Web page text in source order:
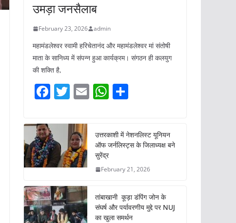
उमड़ा जनसैलाब
February 23, 2026 admin
महामंडलेश्वर स्वामी हरिचेतानंद और महामंडलेश्वर मां संतोषी
माता के सानिध्य में संपन्न हुआ कार्यक्रम। संगठन ही कलयुग
की शक्ति है,
F
c
e
b
o
o
k
T
itt
er
E W
s
A
p
e
उत्तरकाशी में नेशनलिस्ट यूनियन
ऑफ जर्नलिस्ट्स के जिलाध्यक्ष बने
सुरेंद्र
February 21, 2026
तांबाखानी कूड़ा डंपिंग जोन के
संघर्ष और पर्यावरणीय मुद्दे पर NUJ
का खुला समर्थन